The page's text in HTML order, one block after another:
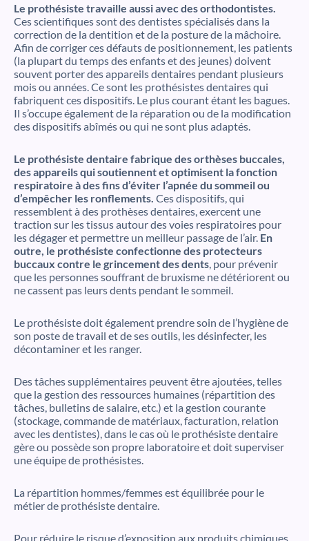
Le prothésiste travaille aussi avec des orthodontistes.
Ces scientifiques sont des dentistes spécialisés dans la
correction de la dentition et de la posture de la mâchoire.
Afin de corriger ces défauts de positionnement, les patients
(la plupart du temps des enfants et des jeunes) doivent
souvent porter des appareils dentaires pendant plusieurs
mois ou années. Ce sont les prothésistes dentaires qui
fabriquent ces dispositifs. Le plus courant étant les bagues.
Il s’occupe également de la réparation ou de la modification
des dispositifs abîmés ou qui ne sont plus adaptés.
Le prothésiste dentaire fabrique des orthèses buccales,
des appareils qui soutiennent et optimisent la fonction
respiratoire à des fins d’éviter l’apnée du sommeil ou
d’empêcher les ronflements. Ces dispositifs, qui
ressemblent à des prothèses dentaires, exercent une
traction sur les tissus autour des voies respiratoires pour
les dégager et permettre un meilleur passage de l’air. En
outre, le prothésiste confectionne des protecteurs
buccaux contre le grincement des dents , pour prévenir
que les personnes souffrant de bruxisme ne détériorent ou
ne cassent pas leurs dents pendant le sommeil.
Le prothésiste doit également prendre soin de l’hygiène de
son poste de travail et de ses outils, les désinfecter, les
décontaminer et les ranger.
Des tâches supplémentaires peuvent être ajoutées, telles
que la gestion des ressources humaines (répartition des
tâches, bulletins de salaire, etc.) et la gestion courante
(stockage, commande de matériaux, facturation, relation
avec les dentistes), dans le cas où le prothésiste dentaire
gère ou possède son propre laboratoire et doit superviser
une équipe de prothésistes.
La répartition hommes/femmes est équilibrée pour le
métier de prothésiste dentaire.
Pour réduire le risque d’exposition aux produits chimiques